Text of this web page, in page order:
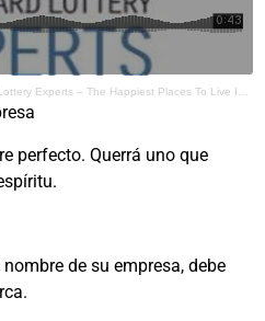
Experts – The Happiest Places To Live In The United States
perfecto. Querrá uno que
de su empresa, debe